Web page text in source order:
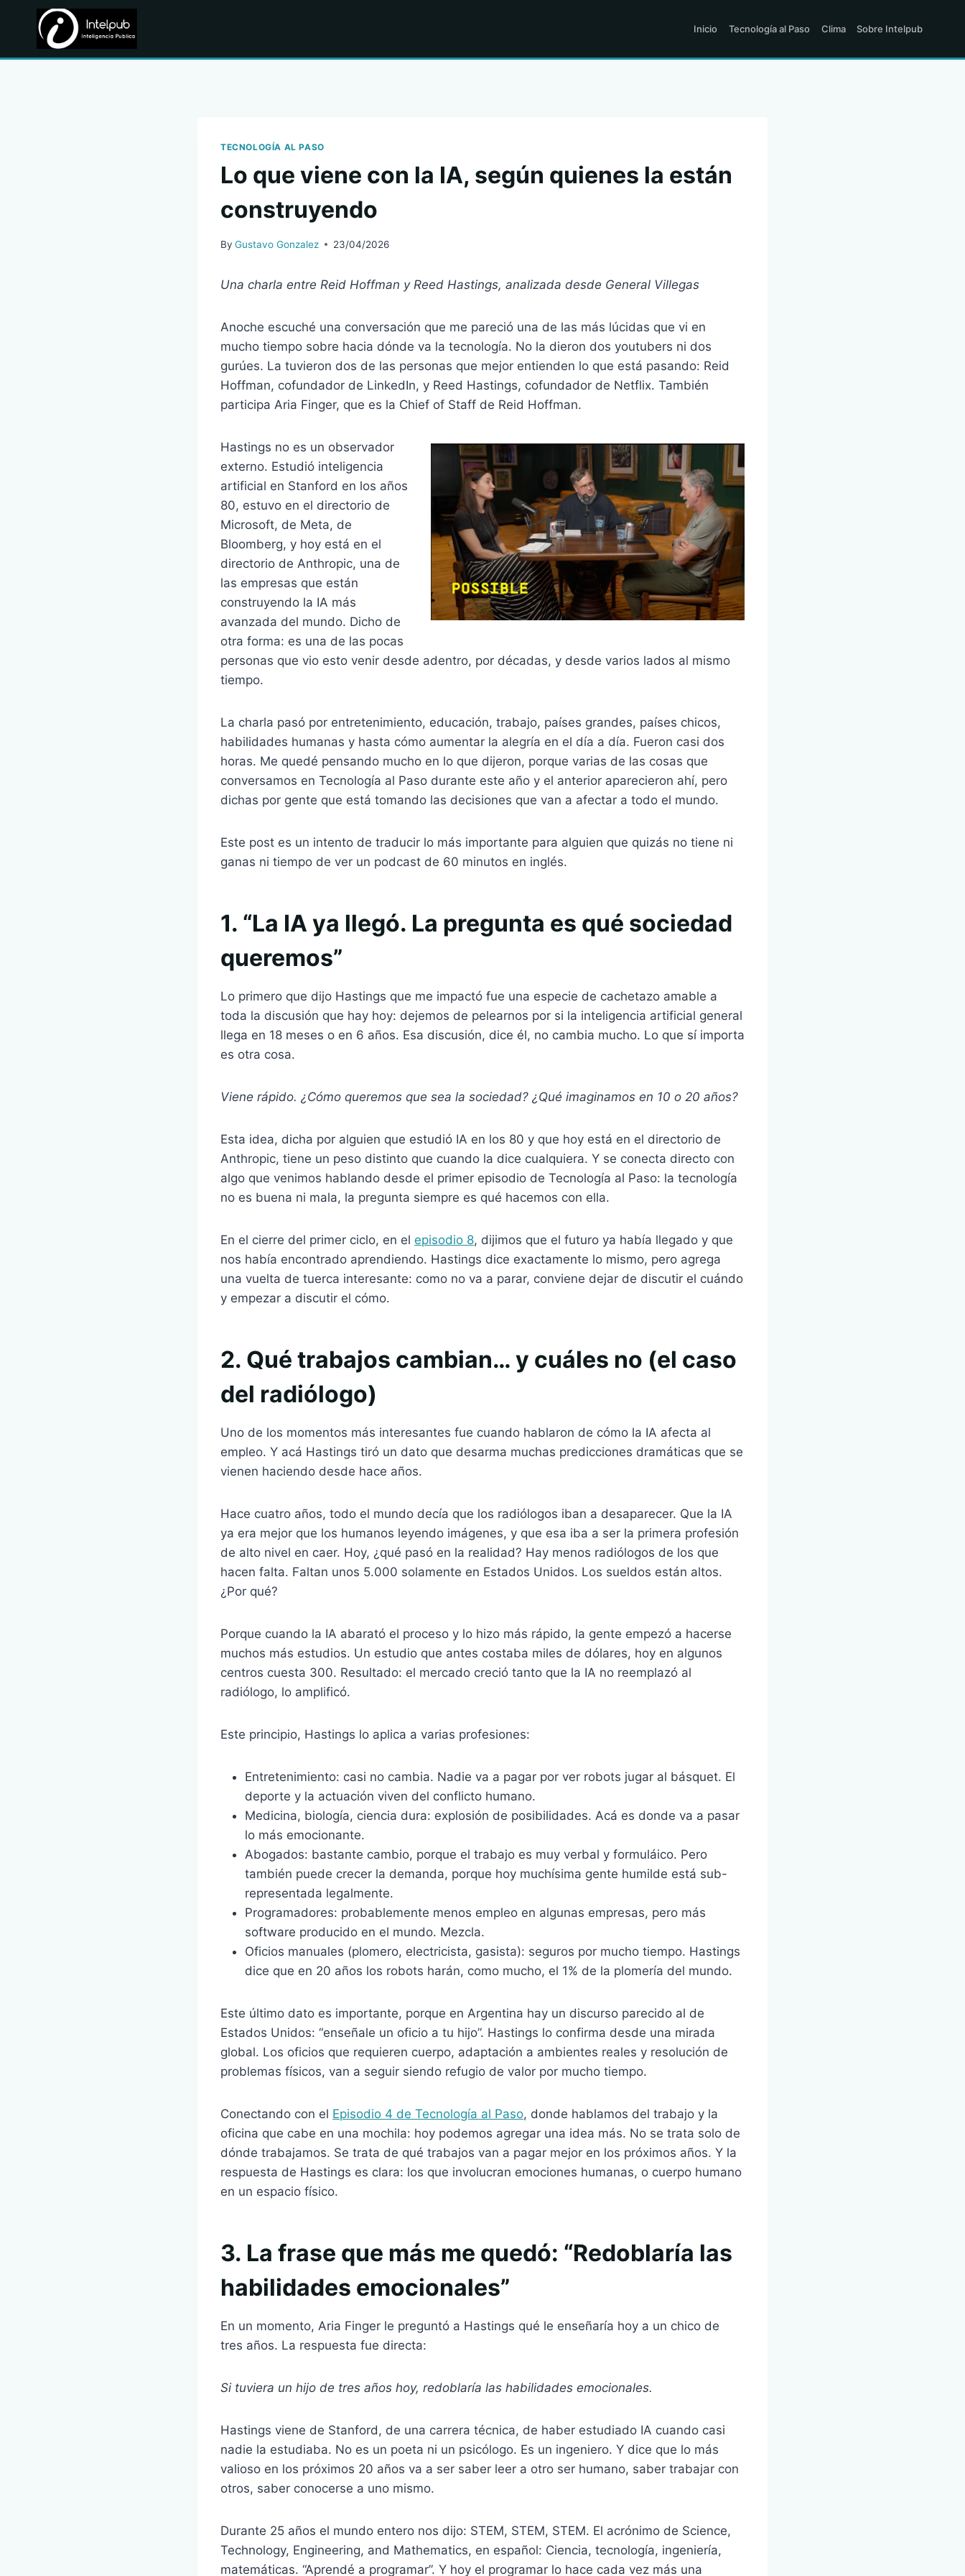
content
Inicio Tecnología al Paso Clima Sobre Intelpub
TECNOLOGÍA AL PASO
Lo que viene con la IA, según quienes la están
construyendo
By Gustavo Gonzalez 23/04/2026
Una charla entre Reid Hoffman y Reed Hastings, analizada desde General Villegas
Anoche escuché una conversación que me pareció una de las más lúcidas que vi en
mucho tiempo sobre hacia dónde va la tecnología. No la dieron dos youtubers ni dos
gurúes. La tuvieron dos de las personas que mejor entienden lo que está pasando: Reid
Hoffman, cofundador de LinkedIn, y Reed Hastings, cofundador de Netflix. También
participa Aria Finger, que es la Chief of Staff de Reid Hoffman.
Hastings no es un observador
externo. Estudió inteligencia
artificial en Stanford en los años
80, estuvo en el directorio de
Microsoft, de Meta, de
Bloomberg, y hoy está en el
directorio de Anthropic, una de
las empresas que están
construyendo la IA más
avanzada del mundo. Dicho de
otra forma: es una de las pocas
personas que vio esto venir desde adentro, por décadas, y desde varios lados al mismo
tiempo.
La charla pasó por entretenimiento, educación, trabajo, países grandes, países chicos,
habilidades humanas y hasta cómo aumentar la alegría en el día a día. Fueron casi dos
horas. Me quedé pensando mucho en lo que dijeron, porque varias de las cosas que
conversamos en Tecnología al Paso durante este año y el anterior aparecieron ahí, pero
dichas por gente que está tomando las decisiones que van a afectar a todo el mundo.
Este post es un intento de traducir lo más importante para alguien que quizás no tiene ni
ganas ni tiempo de ver un podcast de 60 minutos en inglés.
1. “La IA ya llegó. La pregunta es qué sociedad
queremos”
Lo primero que dijo Hastings que me impactó fue una especie de cachetazo amable a
toda la discusión que hay hoy: dejemos de pelearnos por si la inteligencia artificial general
llega en 18 meses o en 6 años. Esa discusión, dice él, no cambia mucho. Lo que sí importa
es otra cosa.
Viene rápido. ¿Cómo queremos que sea la sociedad? ¿Qué imaginamos en 10 o 20 años?
Esta idea, dicha por alguien que estudió IA en los 80 y que hoy está en el directorio de
Anthropic, tiene un peso distinto que cuando la dice cualquiera. Y se conecta directo con
algo que venimos hablando desde el primer episodio de Tecnología al Paso: la tecnología
no es buena ni mala, la pregunta siempre es qué hacemos con ella.
En el cierre del primer ciclo, en el episodio 8, dijimos que el futuro ya había llegado y que
nos había encontrado aprendiendo. Hastings dice exactamente lo mismo, pero agrega
una vuelta de tuerca interesante: como no va a parar, conviene dejar de discutir el cuándo
y empezar a discutir el cómo.
2. Qué trabajos cambian… y cuáles no (el caso
del radiólogo)
Uno de los momentos más interesantes fue cuando hablaron de cómo la IA afecta al
empleo. Y acá Hastings tiró un dato que desarma muchas predicciones dramáticas que se
vienen haciendo desde hace años.
Hace cuatro años, todo el mundo decía que los radiólogos iban a desaparecer. Que la IA
ya era mejor que los humanos leyendo imágenes, y que esa iba a ser la primera profesión
de alto nivel en caer. Hoy, ¿qué pasó en la realidad? Hay menos radiólogos de los que
hacen falta. Faltan unos 5.000 solamente en Estados Unidos. Los sueldos están altos.
¿Por qué?
Porque cuando la IA abarató el proceso y lo hizo más rápido, la gente empezó a hacerse
muchos más estudios. Un estudio que antes costaba miles de dólares, hoy en algunos
centros cuesta 300. Resultado: el mercado creció tanto que la IA no reemplazó al
radiólogo, lo amplificó.
Este principio, Hastings lo aplica a varias profesiones:
Entretenimiento: casi no cambia. Nadie va a pagar por ver robots jugar al básquet. El
deporte y la actuación viven del conflicto humano.
Medicina, biología, ciencia dura: explosión de posibilidades. Acá es donde va a pasar
lo más emocionante.
Abogados: bastante cambio, porque el trabajo es muy verbal y formuláico. Pero
también puede crecer la demanda, porque hoy muchísima gente humilde está sub-
representada legalmente.
Programadores: probablemente menos empleo en algunas empresas, pero más
software producido en el mundo. Mezcla.
Oficios manuales (plomero, electricista, gasista): seguros por mucho tiempo. Hastings
dice que en 20 años los robots harán, como mucho, el 1% de la plomería del mundo.
Este último dato es importante, porque en Argentina hay un discurso parecido al de
Estados Unidos: “enseñale un oficio a tu hijo”. Hastings lo confirma desde una mirada
global. Los oficios que requieren cuerpo, adaptación a ambientes reales y resolución de
problemas físicos, van a seguir siendo refugio de valor por mucho tiempo.
Conectando con el Episodio 4 de Tecnología al Paso, donde hablamos del trabajo y la
oficina que cabe en una mochila: hoy podemos agregar una idea más. No se trata solo de
dónde trabajamos. Se trata de qué trabajos van a pagar mejor en los próximos años. Y la
respuesta de Hastings es clara: los que involucran emociones humanas, o cuerpo humano
en un espacio físico.
3. La frase que más me quedó: “Redoblaría las
habilidades emocionales”
En un momento, Aria Finger le preguntó a Hastings qué le enseñaría hoy a un chico de
tres años. La respuesta fue directa:
Si tuviera un hijo de tres años hoy, redoblaría las habilidades emocionales.
Hastings viene de Stanford, de una carrera técnica, de haber estudiado IA cuando casi
nadie la estudiaba. No es un poeta ni un psicólogo. Es un ingeniero. Y dice que lo más
valioso en los próximos 20 años va a ser saber leer a otro ser humano, saber trabajar con
otros, saber conocerse a uno mismo.
Durante 25 años el mundo entero nos dijo: STEM, STEM, STEM. El acrónimo de Science,
Technology, Engineering, and Mathematics, en español: Ciencia, tecnología, ingeniería,
matemáticas. “Aprendé a programar”. Y hoy el programar lo hace cada vez más una